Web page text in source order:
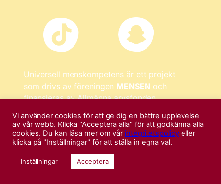
Universell menskompetens är ett projekt
som drivs av föreningen MENSEN och
finansieras av Allmänna arvsfonden.
Vi använder cookies för att ge dig en bättre upplevelse
av vår webb. Klicka "Acceptera alla" för att godkänna alla
cookies. Du kan läsa mer om vår integritetspolicy eller
klicka på "Inställningar" för att ställa in egna val.
Inställningar Acceptera